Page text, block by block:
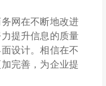
网在不断地改进
提升信息的质量
设计。相信在不
完善，为企业提